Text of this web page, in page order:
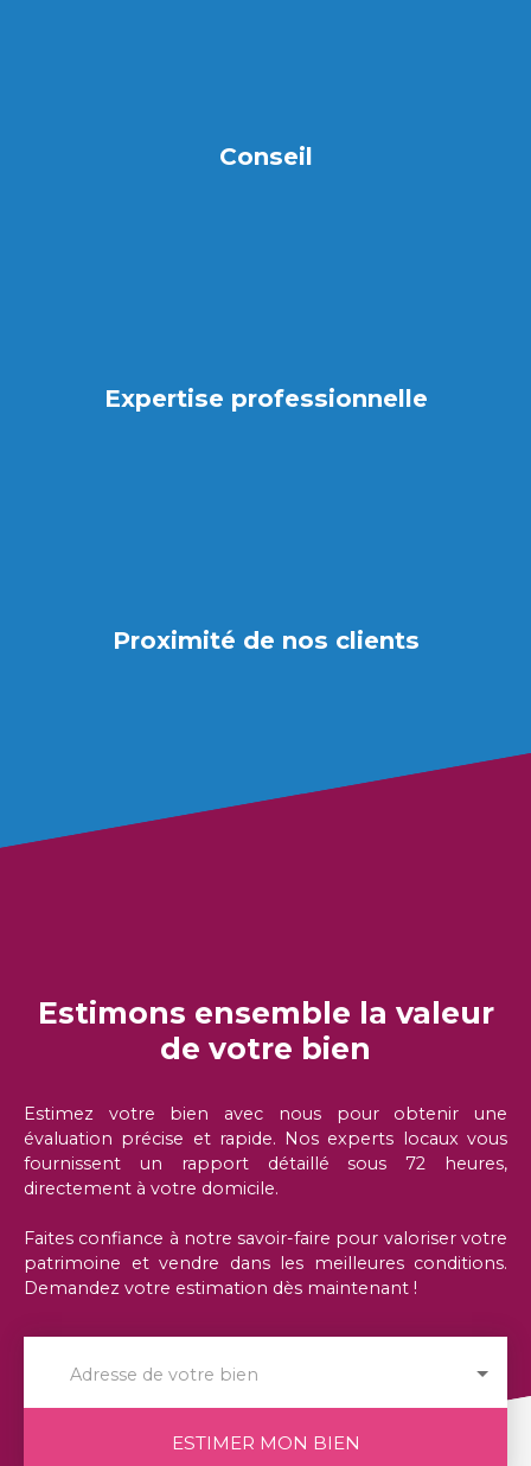
Conseil
Expertise professionnelle
Proximité de nos clients
Estimons ensemble la valeur
de votre bien
Estimez votre bien avec nous pour obtenir une
évaluation précise et rapide. Nos experts locaux vous
fournissent un rapport détaillé sous 72 heures,
directement à votre domicile.
Faites confiance à notre savoir-faire pour valoriser votre
patrimoine et vendre dans les meilleures conditions.
Demandez votre estimation dès maintenant !
Adresse de votre bien
ESTIMER MON BIEN